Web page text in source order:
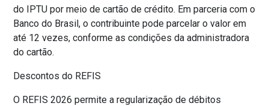
do IPTU por meio de cartão de crédito. Em parceria com o
Banco do Brasil, o contribuinte pode parcelar o valor em
até 12 vezes, conforme as condições da administradora
do cartão.
Descontos do REFIS
O REFIS 2026 permite a regularização de débitos